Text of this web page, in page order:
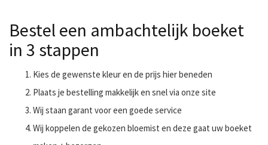
Bestel een ambachtelijk boeket
in 3 stappen
Kies de gewenste kleur en de prijs hier beneden
Plaats je bestelling makkelijk en snel via onze site
Wij staan garant voor een goede service
Wij koppelen de gekozen bloemist en deze gaat uw boeket